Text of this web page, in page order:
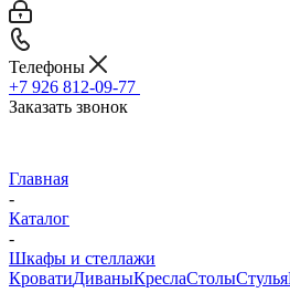
Телефоны
+7 926 812-09-77
Заказать звонок
Главная
-
Каталог
-
Шкафы и стеллажи
КроватиДиваныКреслаСтолыСтулья